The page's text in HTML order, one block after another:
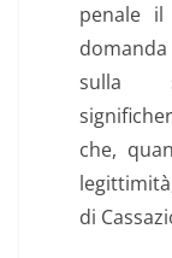
penale il
sulla
che,
di